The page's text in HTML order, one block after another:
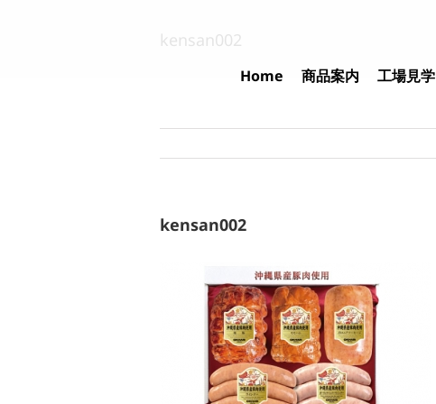
Home 商品案内 工場見学
kensan002
kensan002